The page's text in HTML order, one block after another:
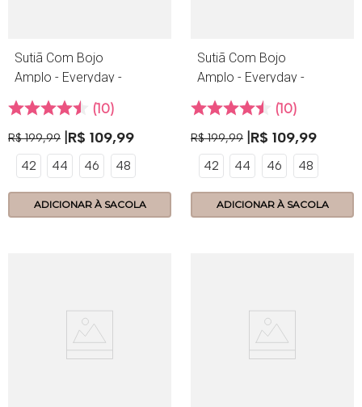
Sutiã Com Bojo
Amplo - Everyday -
356.19 - Aruba
10
R$ 199,99 R$ 109,99
42 44 46 48
ADICIONAR À SACOLA
Sutiã Com Bojo
Amplo - Everyday -
356.19 - Scandal
10
R$ 199,99 R$ 109,99
42 44 46 48
ADICIONAR À SACOLA